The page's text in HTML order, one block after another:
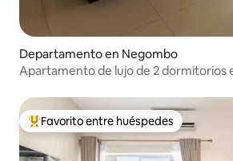
Departamento en Negombo
Apartamento de lujo de 2 dormitorios
De los mejores en Favorito entre
Favorito entre huéspedes